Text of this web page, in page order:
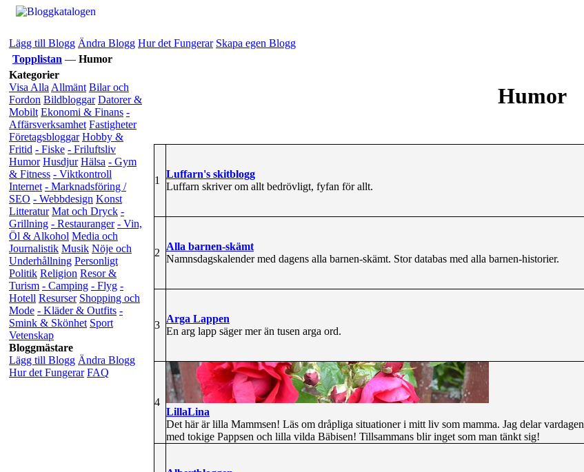
Lägg till Blogg Ändra Blogg Hur det Fungerar Skapa egen Blogg
Topplistan — Humor
Kategorier
Visa Alla Allmänt Bilar och
Fordon Bildbloggar Datorer &
Mobilt Ekonomi & Finans -
Affärsverksamhet Fastigheter
Företagsbloggar Hobby &
Fritid - Fiske - Friluftsliv
Humor Husdjur Hälsa - Gym
& Fitness - Viktkontroll
Internet - Marknadsföring /
SEO - Webbdesign Konst
Litteratur Mat och Dryck -
Grillning - Restauranger - Vin,
Öl & Alkohol Media och
Journalistik Musik Nöje och
Underhållning Personligt
Politik Religion Resor &
Turism - Camping - Flyg -
Hotell Resurser Shopping och
Mode - Kläder & Outfits -
Smink & Skönhet Sport
Vetenskap
Bloggmästare
Lägg till Blogg Ändra Blogg
Hur det Fungerar FAQ
Humor
1
Luffarn's skitblogg
Luffarn skriver om allt bedrövligt, fyfan för allt.
2
Alla barnen-skämt
Namnsdagskalender med dagens alla barnen-skämt. Stor databas med alla barnen-historier.
3
Arga Lappen
En arg lapp säger mer än tusen arga ord.
4
LillaLina
Det här är lilla Mammsen! Läs om dråpliga situationer i mitt liv som mamma. Jag delar vardagen
med tokige Pappsen och lilla vilda Bäbisen! Tillsammans blir inget som man tänkt sig!